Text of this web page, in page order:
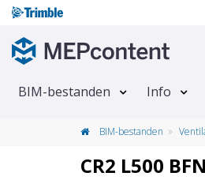
BIM-bestanden Info
BIM-bestanden
CR2 L500